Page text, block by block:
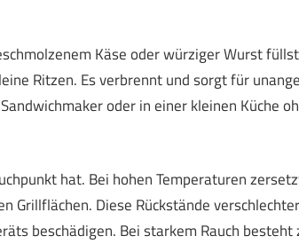
Käse oder würziger Wurst
Ritzen. Es verbrennt und sorgt für
oder in einer kleinen Küche
hat. Bei hohen Temperaturen
Grillflächen. Diese Rückstände
beschädigen. Bei starkem Rauch besteht